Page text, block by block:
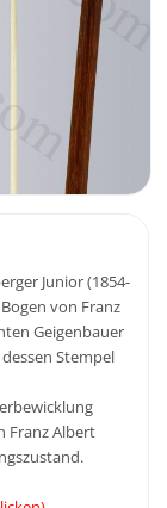
Junior (1854-
von Franz
Geigenbauer
Stempel
Franz Albert